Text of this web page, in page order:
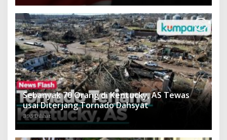
Sebanyak 70 Orang di Kentucky, AS Tewas
usai Diterjang Tornado Dahsyat
395 Dilihat